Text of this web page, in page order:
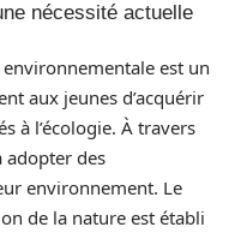
nécessité actuelle
est un
aux jeunes d’acquérir
à l’écologie. À travers
adopter des
environnement. Le
de la nature est établi